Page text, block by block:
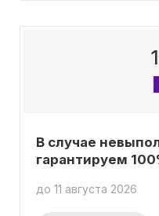
В случае
гарантируем
до 11 августа 2026